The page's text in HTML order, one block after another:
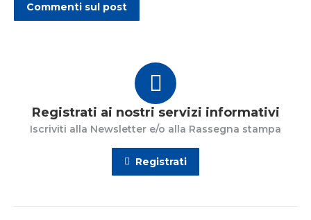
Commenti sul post
Registrati ai nostri servizi informativi
Iscriviti alla Newsletter e/o alla Rassegna stampa
Registrati